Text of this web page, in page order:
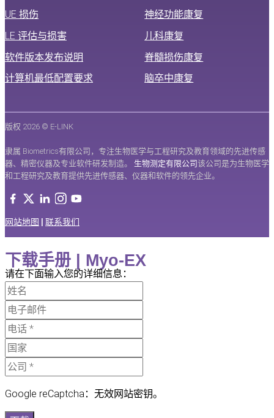
UE 损伤
LE 评估与损害
软件版本发布说明
计算机最低配置要求
神经功能康复
儿科康复
脊髓损伤康复
脑卒中康复
版权 2026 © E-LINK
隶属 Biometrics有限公司，专注生物医学与工程研究及教育领域的先进传感
器、精密仪器及专业软件研发制造。 生物测定有限公司该公司是为生物医学
和工程研究及教育提供先进传感器、仪器和软件的领先企业。
网站地图 | 联系我们
下载手册 | Myo-EX
请在下面输入您的详细信息：
Google reCaptcha：无效网站密钥。